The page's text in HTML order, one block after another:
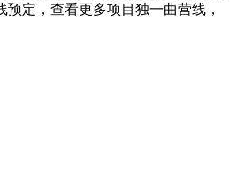
定，查看更多项目独一曲营线，